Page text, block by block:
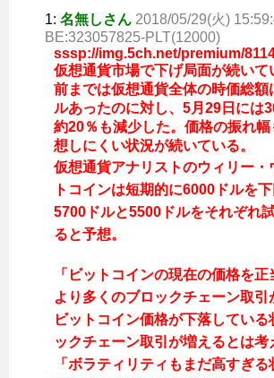
1: 名無しさん 2018/05/29(火)
BE:323057825-PLT(12000)
sssp://img.5ch.net/premium/
仮想通貨市場で下げ局面が続いて
前までは仮想通貨全体の時価総額
ルあったのに対し、5月29日には
約20％も減少した。価格の振れ
想しにくい状況が続いている。
仮想通貨アナリストのウィリー・
トコインは短期的に6000ドルを下
5700ドルと5500ドルをそれぞれ
ると予想。
「ビットコインの現在の価格を
より多くのブロックチェーン取引
ビットコイン価格が下落している
ックチェーン取引が増えるとは考
「ボラティリティもまだ高すぎる